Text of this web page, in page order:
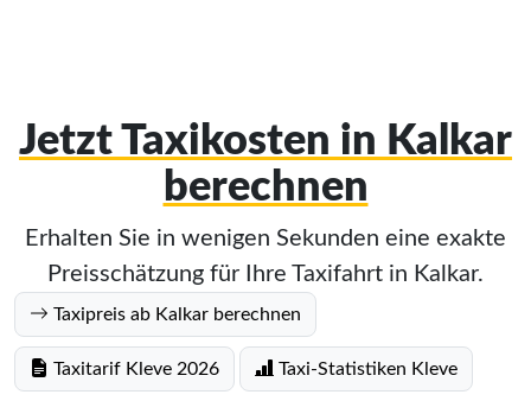
Jetzt Taxikosten in Kalkar
berechnen
Erhalten Sie in wenigen Sekunden eine exakte
Preisschätzung für Ihre Taxifahrt in Kalkar.
Taxipreis ab Kalkar berechnen
Taxitarif Kleve 2026 Taxi-Statistiken Kleve